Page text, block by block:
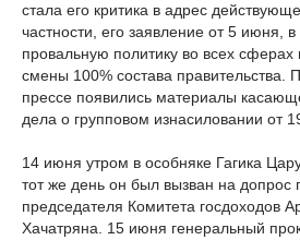
стала его критика в адрес
частности, его заявление от 5 июня,
провальную политику во всех сферах
смены 100% состава правительства.
прессе появились материалы
дела о групповом изнасиловании от
14 июня утром в особняке Гагика
тот же день он был вызван на допрос
председателя Комитета госдоходов
Хачатряна. 15 июня генеральный